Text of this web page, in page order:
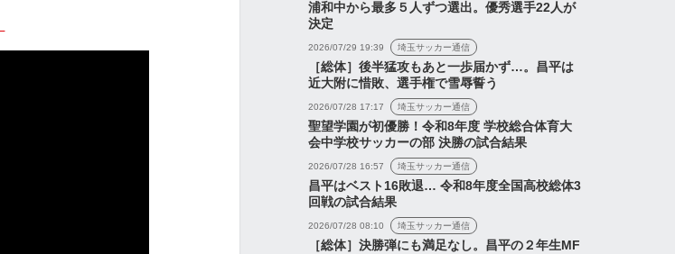
浦和中から最多５人ずつ選出。優秀選手22人が
決定
2026/07/29 19:39 埼玉サッカー通信
［総体］後半猛攻もあと一歩届かず…。昌平は
近大附に惜敗、選手権で雪辱誓う
2026/07/28 17:17 埼玉サッカー通信
聖望学園が初優勝！令和8年度 学校総合体育大
会中学校サッカーの部 決勝の試合結果
2026/07/28 16:57 埼玉サッカー通信
昌平はベスト16敗退… 令和8年度全国高校総体3
回戦の試合結果
2026/07/28 08:10 埼玉サッカー通信
［総体］決勝弾にも満足なし。昌平の２年生MF